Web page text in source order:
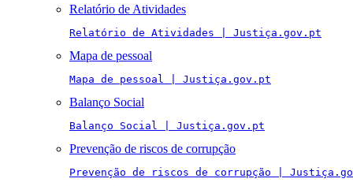
Relatório de Atividades
Relatório de Atividades | Justiça.gov.pt
Mapa de pessoal
Mapa de pessoal | Justiça.gov.pt
Balanço Social
Balanço Social | Justiça.gov.pt
Prevenção de riscos de corrupção
Prevenção de riscos de corrupção |